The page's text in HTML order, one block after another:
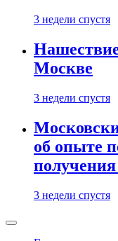
3 недели спустя
Москве
3 недели спустя
об опыте
3 недели спустя